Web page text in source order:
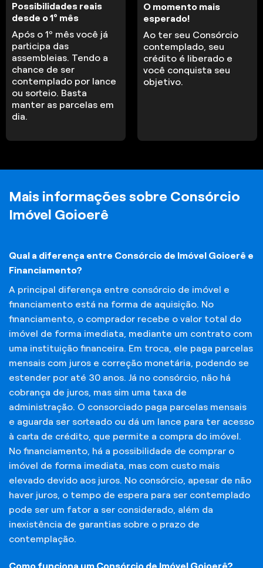
Possibilidades reais
desde o 1º mês
Após o 1º mês você já
participa das
assembleias. Tendo a
chance de ser
contemplado por lance
ou sorteio. Basta
manter as parcelas em
dia.
O momento mais
esperado!
Ao ter seu Consórcio
contemplado, seu
crédito é liberado e
você conquista seu
objetivo.
Mais informações sobre Consórcio
Imóvel Goioerê
Qual a diferença entre Consórcio de Imóvel Goioerê e
Financiamento?
A principal diferença entre consórcio de imóvel e
financiamento está na forma de aquisição. No
financiamento, o comprador recebe o valor total do
imóvel de forma imediata, mediante um contrato com
uma instituição financeira. Em troca, ele paga parcelas
mensais com juros e correção monetária, podendo se
estender por até 30 anos. Já no consórcio, não há
cobrança de juros, mas sim uma taxa de
administração. O consorciado paga parcelas mensais
e aguarda ser sorteado ou dá um lance para ter acesso
à carta de crédito, que permite a compra do imóvel.
No financiamento, há a possibilidade de comprar o
imóvel de forma imediata, mas com custo mais
elevado devido aos juros. No consórcio, apesar de não
haver juros, o tempo de espera para ser contemplado
pode ser um fator a ser considerado, além da
inexistência de garantias sobre o prazo de
contemplação.